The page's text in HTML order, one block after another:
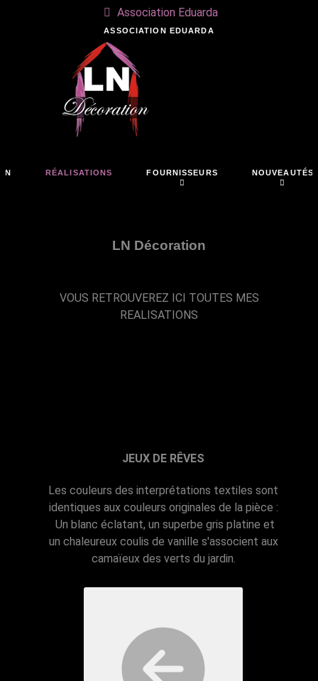
Association Eduarda
ASSOCIATION EDUARDA
RÉALISATIONS FOURNISSEURS NOUVEAUTÉS
LN Décoration
VOUS RETROUVEREZ ICI TOUTES MES
REALISATIONS
JEUX DE RÊVES
Les couleurs des interprétations textiles sont
identiques aux couleurs originales de la pièce :
Un blanc éclatant, un superbe gris platine et
un chaleureux coulis de vanille s'associent aux
camaïeux des verts du jardin.